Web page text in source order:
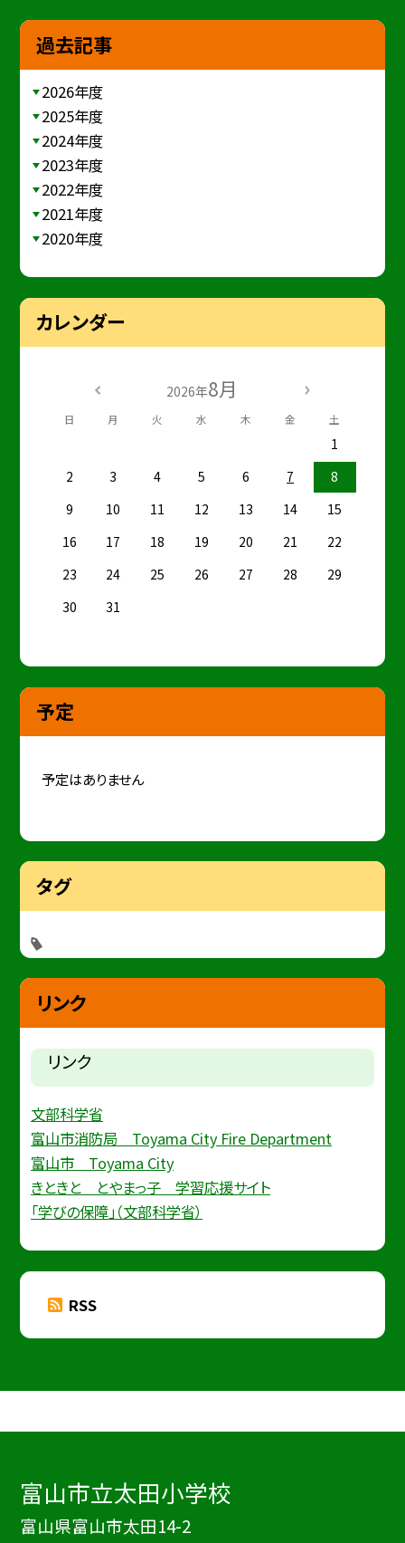
過去記事
2026年度
2025年度
2024年度
2023年度
2022年度
2021年度
2020年度
カレンダー
2026年8月
日 月 火 水 木 金 土
1
2
3 4 5 6 7
8
9
10 11 12 13 14
15
16
17 18 19 20 21
22
23
24 25 26 27 28
29
30
31
予定
予定はありません
タグ
リンク
リンク
文部科学省
富山市消防局 Toyama City Fire Department
富山市 Toyama City
きときと とやまっ子 学習応援サイト
「学びの保障」（文部科学省）
RSS
富山市立太田小学校
富山県富山市太田14-2